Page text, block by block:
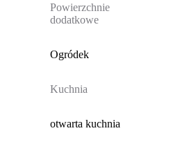
Powierzchnie
dodatkowe
Ogródek
Kuchnia
otwarta kuchnia